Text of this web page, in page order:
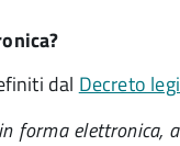
dal Decreto
forma elettronica,